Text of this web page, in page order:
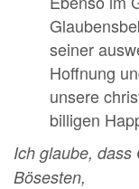
seiner
Hoffnung
unsere
billigen
Ich glaube, dass
Bösesten,